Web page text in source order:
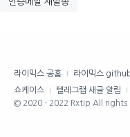
라이믹스 공홈 라이믹스
쇼케이스
텔레그램 새글 알림
© 2020 - 2022 Rxtip All rights